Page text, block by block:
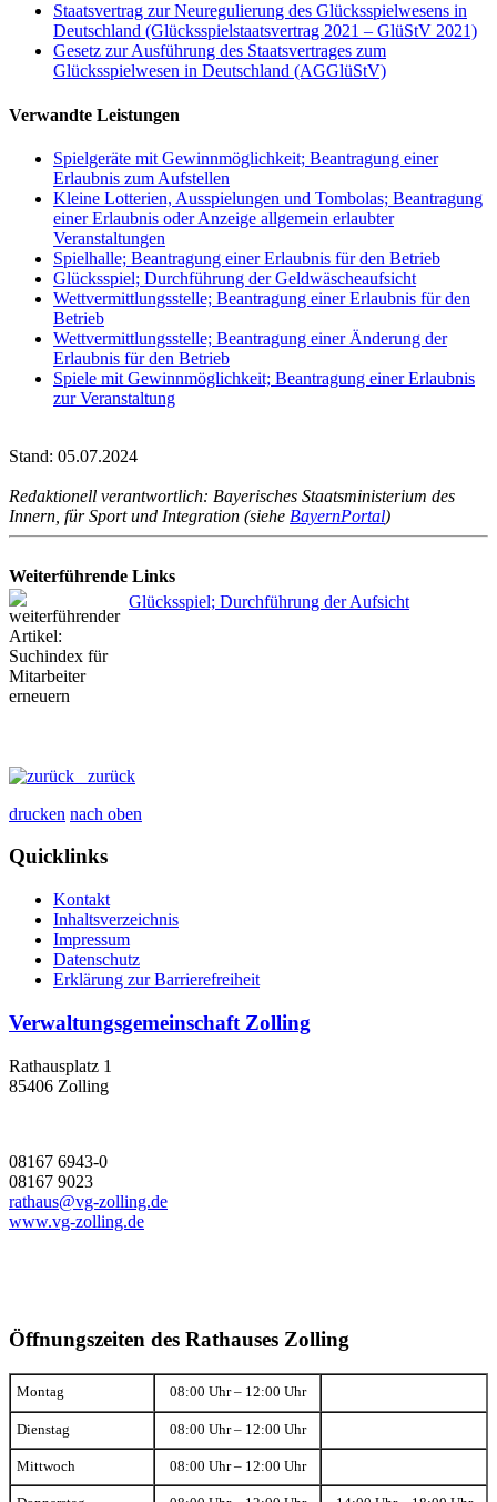
Staatsvertrag zur Neuregulierung des Glücksspielwesens in
Deutschland (Glücksspielstaatsvertrag 2021 – GlüStV 2021)
Gesetz zur Ausführung des Staatsvertrages zum
Glücksspielwesen in Deutschland (AGGlüStV)
Verwandte Leistungen
Spielgeräte mit Gewinnmöglichkeit; Beantragung einer
Erlaubnis zum Aufstellen
Kleine Lotterien, Ausspielungen und Tombolas; Beantragung
einer Erlaubnis oder Anzeige allgemein erlaubter
Veranstaltungen
Spielhalle; Beantragung einer Erlaubnis für den Betrieb
Glücksspiel; Durchführung der Geldwäscheaufsicht
Wettvermittlungsstelle; Beantragung einer Erlaubnis für den
Betrieb
Wettvermittlungsstelle; Beantragung einer Änderung der
Erlaubnis für den Betrieb
Spiele mit Gewinnmöglichkeit; Beantragung einer Erlaubnis
zur Veranstaltung
Stand: 05.07.2024
Redaktionell verantwortlich: Bayerisches Staatsministerium des
Innern, für Sport und Integration (siehe BayernPortal)
Weiterführende Links
Glücksspiel; Durchführung der Aufsicht
zurück
drucken nach oben
Quicklinks
Kontakt
Inhaltsverzeichnis
Impressum
Datenschutz
Erklärung zur Barrierefreiheit
Verwaltungsgemeinschaft Zolling
Rathausplatz 1
85406 Zolling
08167 6943-0
08167 9023
rathaus@vg-zolling.de
www.vg-zolling.de
Öffnungszeiten des Rathauses Zolling
Montag 08:00 Uhr – 12:00 Uhr
Dienstag 08:00 Uhr – 12:00 Uhr
Mittwoch 08:00 Uhr – 12:00 Uhr